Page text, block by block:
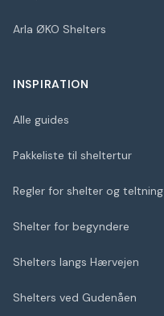
Arla ØKO Shelters
INSPIRATION
Alle guides
Pakkeliste til sheltertur
Regler for shelter og teltning
Shelter for begyndere
Shelters langs Hærvejen
Shelters ved Gudenåen